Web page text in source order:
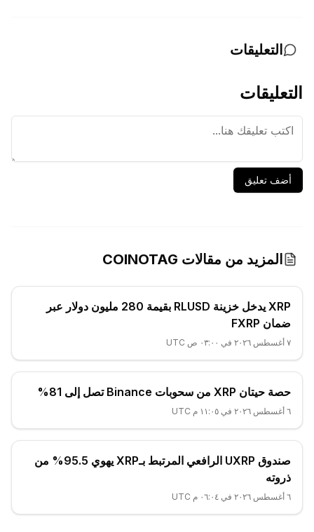
التعليقات
التعليقات
أضف تعليق
المزيد من مقالات COINOTAG
XRP يدخل خزينة RLUSD بقيمة 280 مليون دولار عبر
ضمان FXRP
٧ أغسطس ٢٠٢٦ في ٠٣:٠٠ ص UTC
حصة حيتان XRP من سحوبات Binance تصل إلى 81%
٦ أغسطس ٢٠٢٦ في ١١:٠٥ م UTC
صندوق UXRP الرافعي المرتبط بـXRP يهوي 95.5% من
ذروته
٦ أغسطس ٢٠٢٦ في ٠٦:٠٤ م UTC